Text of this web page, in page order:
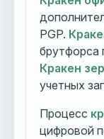
PGP.
брутфорса
Кракен
учетных
Процесс
цифровой